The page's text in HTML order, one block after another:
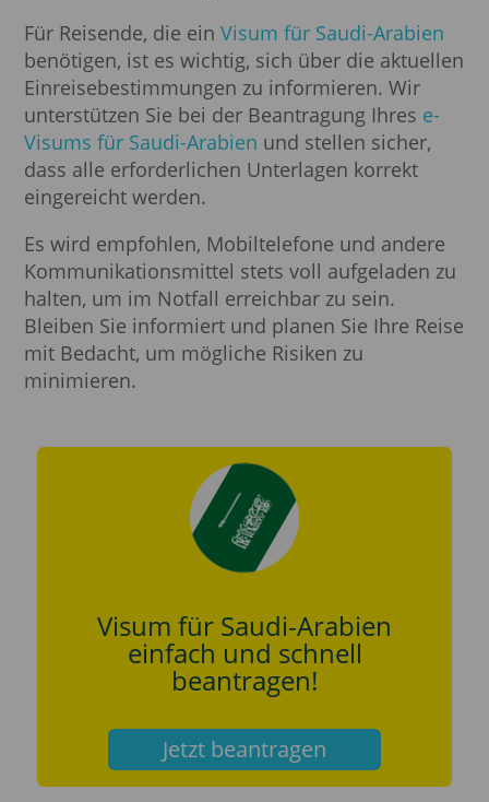
Für Reisende, die ein Visum für Saudi-Arabien
benötigen, ist es wichtig, sich über die aktuellen
Einreisebestimmungen zu informieren. Wir
unterstützen Sie bei der Beantragung Ihres e-
Visums für Saudi-Arabien und stellen sicher,
dass alle erforderlichen Unterlagen korrekt
eingereicht werden.
Es wird empfohlen, Mobiltelefone und andere
Kommunikationsmittel stets voll aufgeladen zu
halten, um im Notfall erreichbar zu sein.
Bleiben Sie informiert und planen Sie Ihre Reise
mit Bedacht, um mögliche Risiken zu
minimieren.
Visum für Saudi-Arabien
einfach und schnell
beantragen!
Jetzt beantragen